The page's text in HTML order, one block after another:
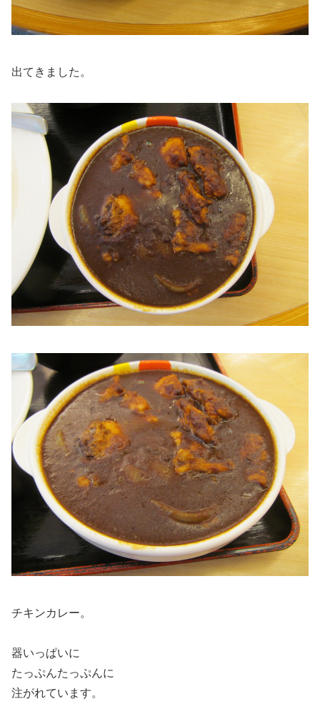
出てきました。
チキンカレー。
器いっぱいに
たっぷんたっぷんに
注がれています。